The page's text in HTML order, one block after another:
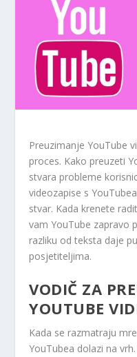
Preuzimanje YouTube
proces. Kako preuzeti
stvara probleme
videozapise s
stvar. Kada krenete
vam YouTube zapravo
razliku od teksta daje
posjetiteljima.
VODIČ ZA
YOUTUBE
Kada se razmatraju
YouTubea dolazi na